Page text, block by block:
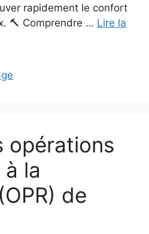
rapidement le confort
🔨 Comprendre … Lire la
opérations
la
de